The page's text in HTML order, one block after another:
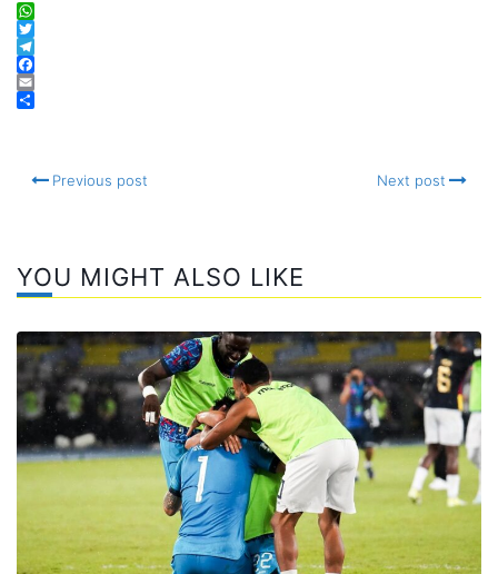
WhatsApp
Twitter
Telegram
Facebook
Email
Previous post Next post
YOU MIGHT ALSO LIKE